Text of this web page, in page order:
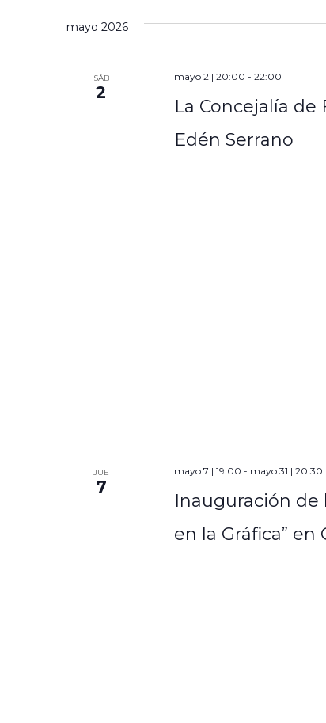
mayo 2026
SÁB
2
mayo 2 | 20:00 - 22:00
La Concejalía
Edén Serrano
JUE
7
mayo 7 | 19:00 - mayo 31 | 20:30
Inauguración de
en la Gráfica” en